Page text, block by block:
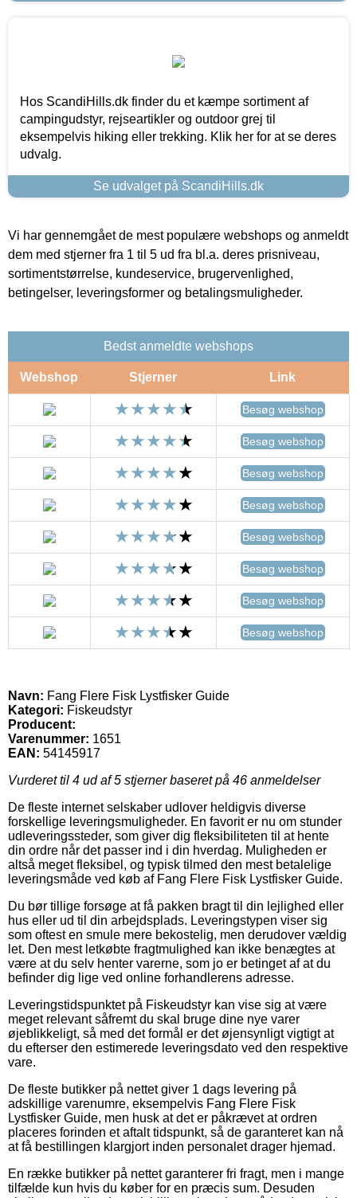
Hos ScandiHills.dk finder du et kæmpe sortiment af
campingudstyr, rejseartikler og outdoor grej til
eksempelvis hiking eller trekking. Klik her for at se deres
udvalg.
Se udvalget på ScandiHills.dk
Vi har gennemgået de mest populære webshops og anmeldt
dem med stjerner fra 1 til 5 ud fra bl.a. deres prisniveau,
sortimentstørrelse, kundeservice, brugervenlighed,
betingelser, leveringsformer og betalingsmuligheder.
Bedst anmeldte webshops
Webshop Stjerner Link
Besøg webshop
Besøg webshop
Besøg webshop
Besøg webshop
Besøg webshop
Besøg webshop
Besøg webshop
Besøg webshop
Navn: Fang Flere Fisk Lystfisker Guide
Kategori: Fiskeudstyr
Producent:
Varenummer: 1651
EAN: 54145917
Vurderet til 4 ud af 5 stjerner baseret på 46 anmeldelser
De fleste internet selskaber udlover heldigvis diverse
forskellige leveringsmuligheder. En favorit er nu om stunder
udleveringssteder, som giver dig fleksibiliteten til at hente
din ordre når det passer ind i din hverdag. Muligheden er
altså meget fleksibel, og typisk tilmed den mest betalelige
leveringsmåde ved køb af Fang Flere Fisk Lystfisker Guide.
Du bør tillige forsøge at få pakken bragt til din lejlighed eller
hus eller ud til din arbejdsplads. Leveringstypen viser sig
som oftest en smule mere bekostelig, men derudover vældig
let. Den mest letkøbte fragtmulighed kan ikke benægtes at
være at du selv henter varerne, som jo er betinget af at du
befinder dig lige ved online forhandlerens adresse.
Leveringstidspunktet på Fiskeudstyr kan vise sig at være
meget relevant såfremt du skal bruge dine nye varer
øjeblikkeligt, så med det formål er det øjensynligt vigtigt at
du efterser den estimerede leveringsdato ved den respektive
vare.
De fleste butikker på nettet giver 1 dags levering på
adskillige varenumre, eksempelvis Fang Flere Fisk
Lystfisker Guide, men husk at det er påkrævet at ordren
placeres forinden et aftalt tidspunkt, så de garanteret kan nå
at få bestillingen klargjort inden personalet drager hjemad.
En række butikker på nettet garanterer fri fragt, men i mange
tilfælde kun hvis du køber for en præcis sum. Desuden